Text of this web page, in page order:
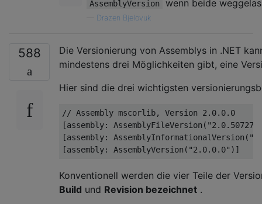
AssemblyVersion wenn beide
Drazen Bjelovuk
588
Die Versionierung von Assemblys in .NET
mindestens drei Möglichkeiten gibt, eine
Hier sind die drei wichtigsten
// Assembly mscorlib, Version 2.0.0.0
[assembly: AssemblyFileVersion (
[assembly: AssemblyInformationalVersion (
[assembly: AssemblyVersion ( "2.0.0.0" )]
Konventionell werden die vier Teile der
Build und Revision bezeichnet .